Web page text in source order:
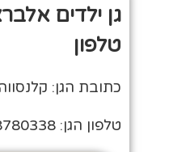
גן ילדים
טלפון
כתובת הגן:
טלפון הגן: 09-8780338